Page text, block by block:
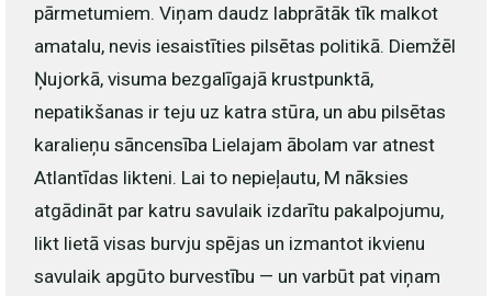
pārmetumiem. Viņam daudz labprātāk tīk malkot
amatalu, nevis iesaistīties pilsētas politikā. Diemžēl
Ņujorkā, visuma bezgalīgajā krustpunktā,
nepatikšanas ir teju uz katra stūra, un abu pilsētas
karalieņu sāncensība Lielajam ābolam var atnest
Atlantīdas likteni. Lai to nepieļautu, M nāksies
atgādināt par katru savulaik izdarītu pakalpojumu,
likt lietā visas burvju spējas un izmantot ikvienu
savulaik apgūto burvestību — un varbūt pat viņam